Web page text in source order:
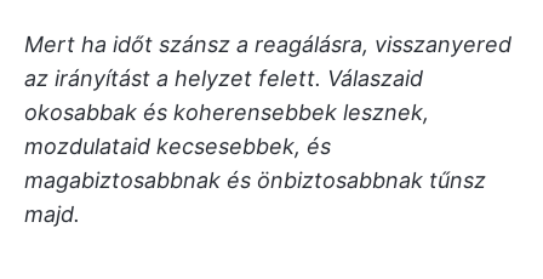
Mert ha időt szánsz a reagálásra, visszanyered
az irányítást a helyzet felett. Válaszaid
okosabbak és koherensebbek lesznek,
mozdulataid kecsesebbek, és
magabiztosabbnak és önbiztosabbnak tűnsz
majd.